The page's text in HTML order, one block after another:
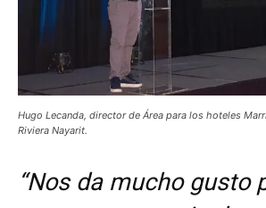
Hugo Lecanda, director de Área para los hoteles
Riviera Nayarit.
“Nos da mucho gusto